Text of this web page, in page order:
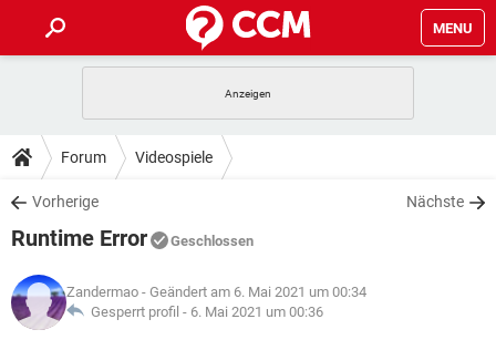
MENU
ANDROID
WINDOWS 10
WHATSAPP
FACEBOOK
TIPPS & TRICKS
SPIELE
WHATSAPP TIKTOK
FACEBOOK
DOWNLOADS
SPIELE
ANDROID
WINDOWS 10 INSTAGRAM
SPIELE STREAMING
ANDROID
LEXIKON
Forum Videospiele
Vorherige Nächste
Runtime Error Geschlossen
Zandermao - Geändert am 6. Mai 2021 um 00:34
Gesperrt profil - 6. Mai 2021 um 00:36